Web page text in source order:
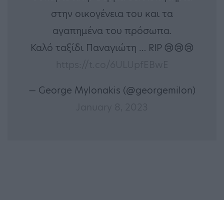
στην οικογένεια του και τα
αγαπημένα του πρόσωπα.
Καλό ταξίδι Παναγιώτη … RIP 😢😢😢
— George Mylonakis (@georgemilon)